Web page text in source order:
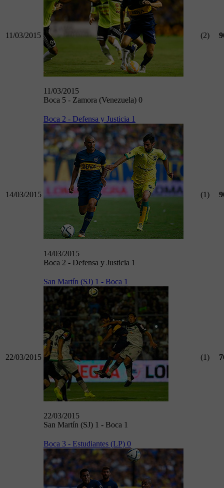
11/03/2015
11/03/2015
Boca 5 - Zamora (Venezuela) 0
(2)
14/03/2015
Boca 2 - Defensa y Justicia 1
14/03/2015
Boca 2 - Defensa y Justicia 1
(1)
22/03/2015
San Martín (SJ) 1 - Boca 1
22/03/2015
San Martín (SJ) 1 - Boca 1
(1)
Boca 3 - Estudiantes (LP) 0